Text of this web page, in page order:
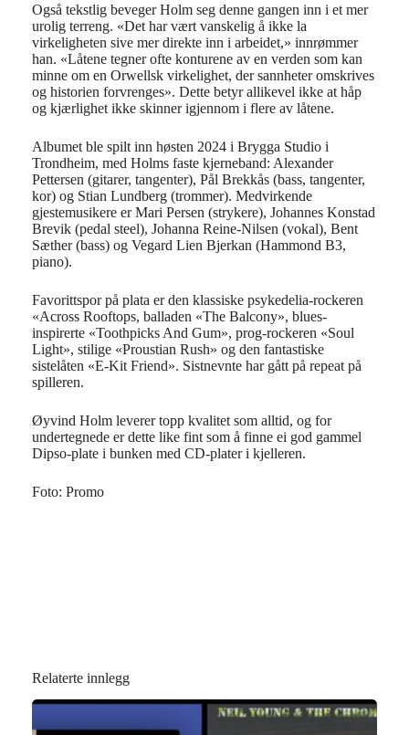
Også tekstlig beveger Holm seg denne gangen inn i et mer
urolig terreng. «Det har vært vanskelig å ikke la
virkeligheten sive mer direkte inn i arbeidet,» innrømmer
han. «Låtene tegner ofte konturene av en verden som kan
minne om en Orwellsk virkelighet, der sannheter omskrives
og historien forvrenges». Dette betyr allikevel ikke at håp
og kjærlighet ikke skinner igjennom i flere av låtene.
Albumet ble spilt inn høsten 2024 i Brygga Studio i
Trondheim, med Holms faste kjerneband: Alexander
Pettersen (gitarer, tangenter), Pål Brekkås (bass, tangenter,
kor) og Stian Lundberg (trommer). Medvirkende
gjestemusikere er Mari Persen (strykere), Johannes Konstad
Brevik (pedal steel), Johanna Reine-Nilsen (vokal), Bent
Sæther (bass) og Vegard Lien Bjerkan (Hammond B3,
piano).
Favorittspor på plata er den klassiske psykedelia-rockeren
«Across Rooftops, balladen «The Balcony», blues-
inspirerte «Toothpicks And Gum», prog-rockeren «Soul
Light», stilige «Proustian Rush» og den fantastiske
sistelåten «E-Kit Friend». Sistnevnte har gått på repeat på
spilleren.
Øyvind Holm leverer topp kvalitet som alltid, og for
undertegnede er dette like fint som å finne ei god gammel
Dipso-plate i bunken med CD-plater i kjelleren.
Foto: Promo
Relaterte innlegg